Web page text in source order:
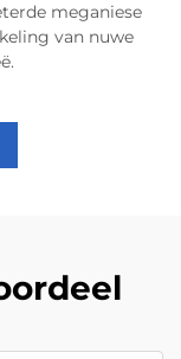
meganiese
van nuwe